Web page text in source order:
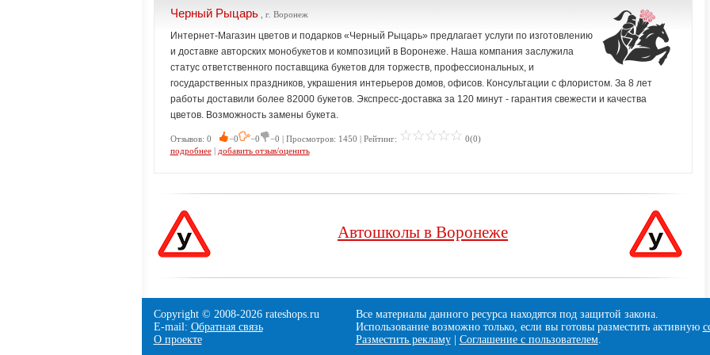
Черный Рыцарь, г. Воронеж
Интернет-Магазин цветов и подарков «Черный Рыцарь» предлагает услуги по изготовлению
и доставке авторских монобукетов и композиций в Воронеже. Наша компания заслужила
статус ответственного поставщика букетов для торжеств, профессиональных, и
государственных праздников, украшения интерьеров домов, офисов. Консультации с флористом. За 8 лет
работы доставили более 82000 букетов. Экспресс-доставка за 120 минут - гарантия свежести и качества
цветов. Возможность замены букета.
Отзывов: 0 −0 −0 −0 | Просмотров: 1450 | Рейтинг:
0(0)
подробнее| добавить отзыв/оценить
Автошколы в Воронеже
Copyright © 2008-2026 rateshops.ru
E-mail: Обратная связь
О проекте
Все материалы данного ресурса находятся под защитой закона.
Использование возможно только, если вы готовы разместить активную
Разместить рекламу| Соглашение с пользователем.